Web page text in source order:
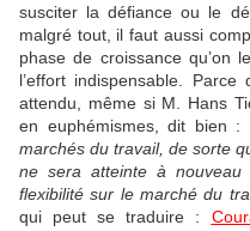
susciter la défiance ou le
malgré tout, il faut aussi
phase de croissance qu’on
l’effort indispensable.
attendu, même si M. Hans
en euphémismes, dit bien :
marchés du travail, de sorte
ne sera atteinte à nouveau
flexibilité sur le marché du
qui peut se traduire :